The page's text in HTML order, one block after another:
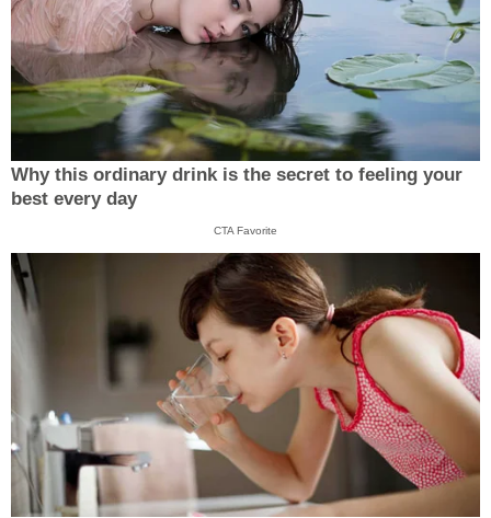
Why this ordinary drink is the secret to feeling your
best every day
CTA Favorite